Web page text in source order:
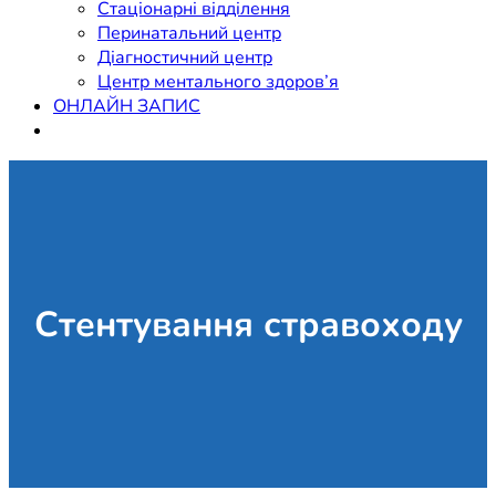
Стаціонарні відділення
Перинатальний центр
Діагностичний центр
Центр ментального здоров’я
ОНЛАЙН ЗАПИС
Стентування стравоходу